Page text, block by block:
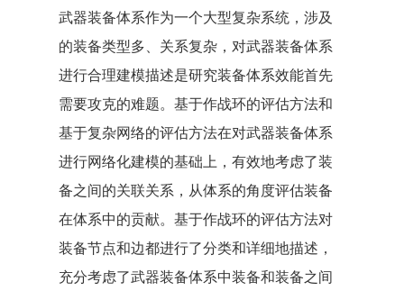
武器装备体系作为一个大型复杂系统，涉及
的装备类型多、关系复杂，对武器装备体系
进行合理建模描述是研究装备体系效能首先
需要攻克的难题。基于作战环的评估方法和
基于复杂网络的评估方法在对武器装备体系
进行网络化建模的基础上，有效地考虑了装
备之间的关联关系，从体系的角度评估装备
在体系中的贡献。基于作战环的评估方法对
装备节点和边都进行了分类和详细地描述，
充分考虑了武器装备体系中装备和装备之间